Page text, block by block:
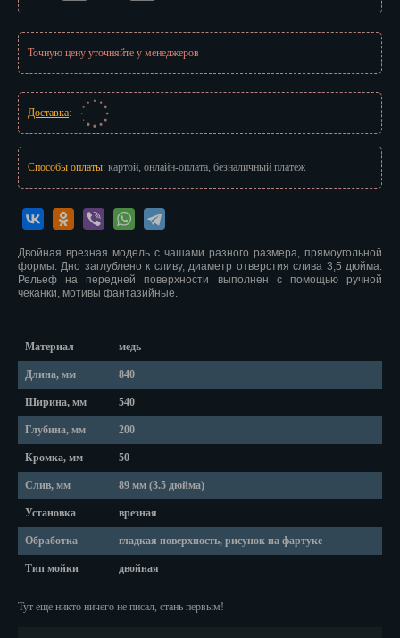
Курган
Кызыл
Магадан
Махачкала
Нарьян-Мар
Новороссийск
Точную цену уточняйте у менеджеров
Доставка:
Способы оплаты: картой, онлайн-оплата, безналичный платеж
Двойная врезная модель с чашами разного размера, прямоугольной
формы. Дно заглублено к сливу, диаметр отверстия слива 3,5 дюйма.
Рельеф на передней поверхности выполнен с помощью ручной
чеканки, мотивы фантазийные.
Материал медь
Длина, мм 840
Ширина, мм 540
Глубина, мм 200
Кромка, мм 50
Слив, мм 89 мм (3.5 дюйма)
Установка врезная
Обработка гладкая поверхность, рисунок на фартуке
Тип мойки двойная
Тут еще никто ничего не писал, стань первым!